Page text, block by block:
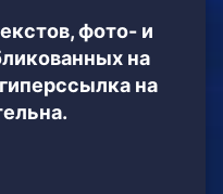
фото- и
на
на